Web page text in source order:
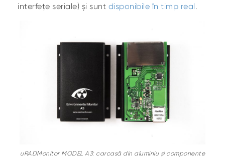
interfețe seriale) și sunt disponibile în timp real.
uRADMonitor MODEL A3: carcasă din aluminiu și componente